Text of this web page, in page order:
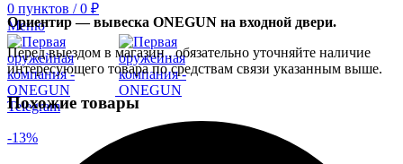
0 пунктов / 0 ₽
Меню
Telegram
Ориентир — вывеска ONEGUN на входной двери.
Перед выездом в магазин , обязательно уточняйте наличие
интересующего товара по средствам связи указанным выше.
Похожие товары
-13%